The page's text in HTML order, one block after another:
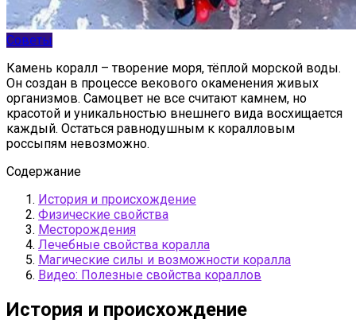
Советы
Камень коралл – творение моря, тёплой морской воды.
Он создан в процессе векового окаменения живых
организмов. Самоцвет не все считают камнем, но
красотой и уникальностью внешнего вида восхищается
каждый. Остаться равнодушным к коралловым
россыпям невозможно.
Содержание
История и происхождение
Физические свойства
Месторождения
Лечебные свойства коралла
Магические силы и возможности коралла
Видео: Полезные свойства кораллов
История и происхождение